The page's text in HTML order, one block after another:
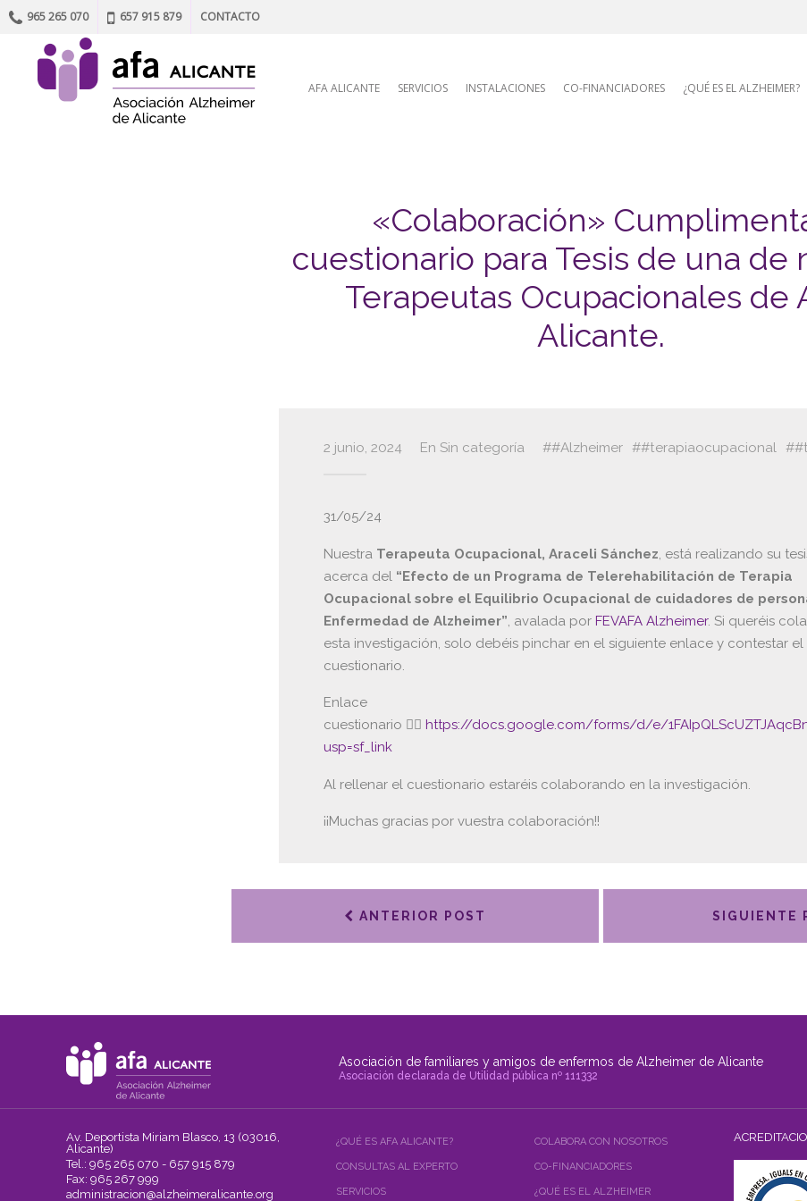
965 265 070 657 915 879 CONTACTO
AFA ALICANTE SERVICIOS INSTALACIONES CO-FINANCIADORES ¿QUÉ ES EL ALZHEIMER?
«Colaboración»
cuestionario para Tesis de una de
Terapeutas Ocupacionales de
Alicante.
2 junio, 2024 En Sin categoría #Alzheimer #terapiaocupacional
31/05/24
Nuestra Terapeuta Ocupacional, Araceli Sánchez , está realizando su
acerca del “Efecto de un Programa de Telerehabilitación de Terapia
Ocupacional sobre el Equilibrio Ocupacional de cuidadores de
Enfermedad de Alzheimer” , avalada por FEVAFA Alzheimer. Si queréis
esta investigación, solo debéis pinchar en el siguiente enlace y contestar el
cuestionario.
Enlace
cuestionario 👉🏻 https://docs.google.com/forms/d/e/
usp=sf_link
Al rellenar el cuestionario estaréis colaborando en la investigación.
¡¡Muchas gracias por vuestra colaboración!!
ANTERIOR POST SIGUIENTE
Asociación de familiares y amigos de enfermos de Alzheimer de Alicante
Asociación declarada de Utilidad pública nº 111332
Av. Deportista Miriam Blasco, 13 (03016,
Alicante)
Tel.: 965 265 070 - 657 915 879
Fax: 965 267 999
administracion@alzheimeralicante.org
¿QUÉ ES AFA ALICANTE?
CONSULTAS AL EXPERTO
SERVICIOS
COLABORA CON NOSOTROS
CO-FINANCIADORES
¿QUÉ ES EL ALZHEIMER